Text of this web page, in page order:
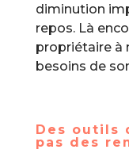
diminution
repos. Là
propriétaire à
besoins de
Des outils
pas des